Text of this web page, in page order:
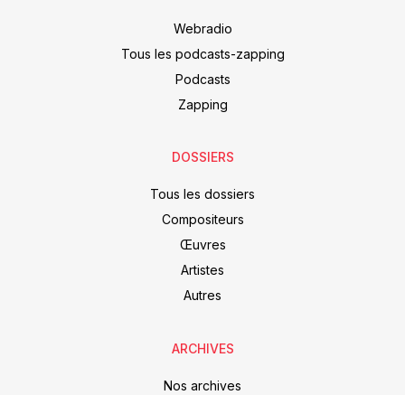
Webradio
Tous les podcasts-zapping
Podcasts
Zapping
DOSSIERS
Tous les dossiers
Compositeurs
Œuvres
Artistes
Autres
ARCHIVES
Nos archives